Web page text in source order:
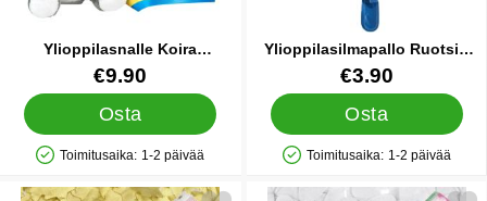
Ylioppilasnalle Koira
Valkoinen/Tummanharmaa 15
cm
Tuote.nro 90680
€9.90
Osta
Saatavuus: Varastossa
Toimitusaika: 1-2 päivää
Ylioppilasilmapallo Ruotsin
Lipulla Folio
Tuote.nro 12894
€3.90
Osta
Saatavuus: Varastossa
Toimitusaika: 1-2 päivää